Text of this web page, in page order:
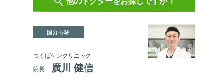
国分寺駅
つくばケンクリニック
院長
廣川 健信